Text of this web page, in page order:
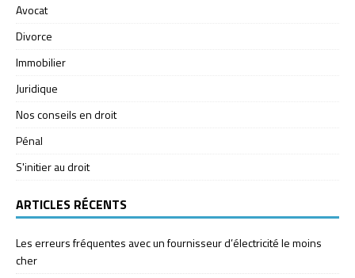
Avocat
Divorce
Immobilier
Juridique
Nos conseils en droit
Pénal
S'initier au droit
ARTICLES RÉCENTS
Les erreurs fréquentes avec un fournisseur d’électricité le moins
cher